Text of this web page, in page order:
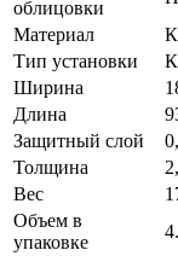
облицовки
Материал
Тип установки
Ширина
Длина
Защитный слой
Толщина
Вес
Объем в
упаковке